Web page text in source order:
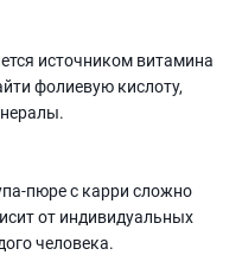
источником витамина
фолиевую кислоту,
пюре с карри сложно
от индивидуальных
человека.